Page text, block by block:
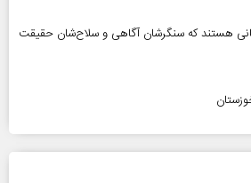
هستند که سنگرشان آگاهی و سلاح‌شان حقیقت